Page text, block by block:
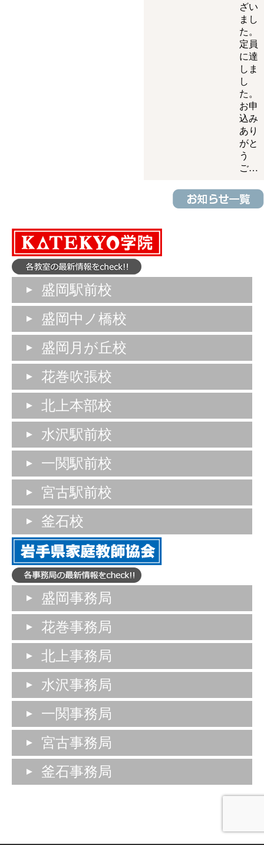
ざい
まし
た。
定員
に達
しま
し
た。
お申
込み
あり
がと
う
ご…
盛岡駅前校
盛岡中ノ橋校
盛岡月が丘校
花巻吹張校
北上本部校
水沢駅前校
一関駅前校
宮古駅前校
釜石校
盛岡事務局
花巻事務局
北上事務局
水沢事務局
一関事務局
宮古事務局
釜石事務局